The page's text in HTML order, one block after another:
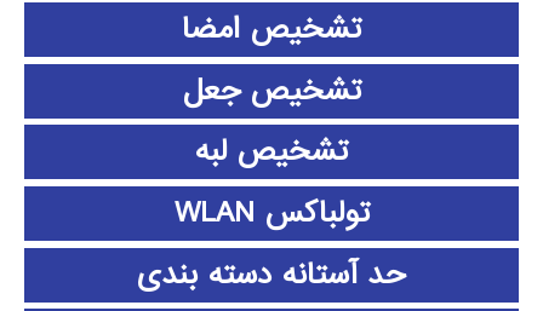
تشخیص امضا
تشخیص جعل
تشخیص لبه
تولباکس WLAN
حد آستانه دسته بندی